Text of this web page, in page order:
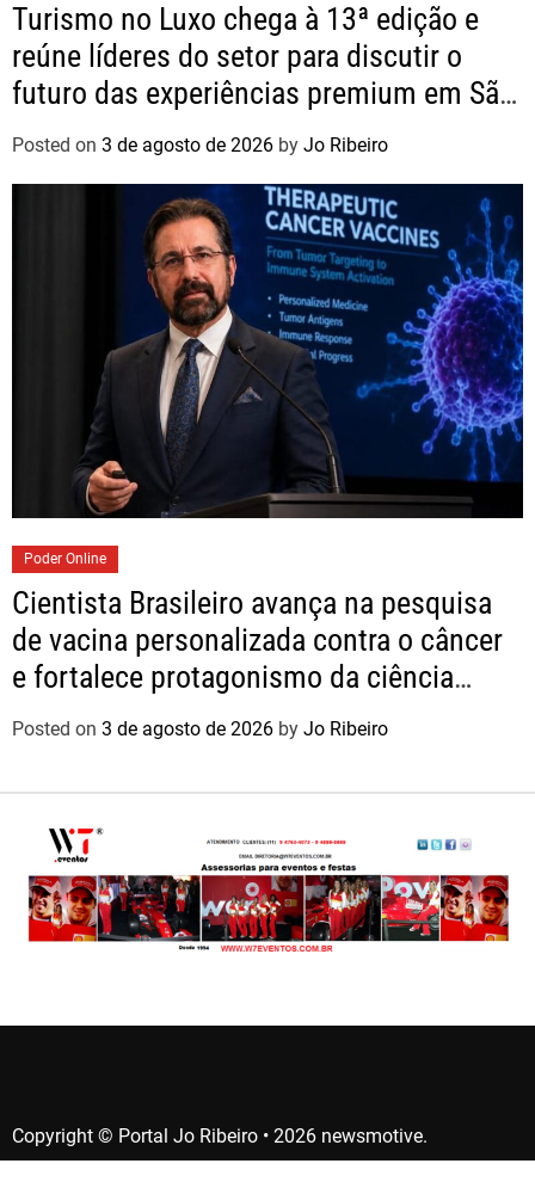
Turismo no Luxo chega à 13ª edição e
reúne líderes do setor para discutir o
futuro das experiências premium em São
Paulo
Posted on 3 de agosto de 2026 by Jo Ribeiro
Poder Online
Cientista Brasileiro avança na pesquisa
de vacina personalizada contra o câncer
e fortalece protagonismo da ciência
nacional
Posted on 3 de agosto de 2026 by Jo Ribeiro
Copyright © Portal Jo Ribeiro • 2026 newsmotive.